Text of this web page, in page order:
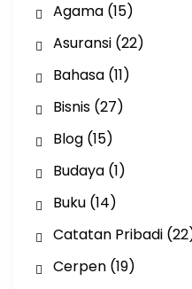
Agama(15)
Asuransi(22)
Bahasa(11)
Bisnis(27)
Blog(15)
Budaya(1)
Buku(14)
Catatan Pribadi
Cerpen(19)